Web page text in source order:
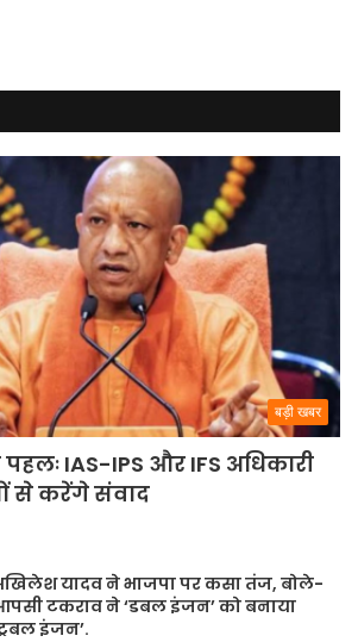
बड़ी खबर
IAS-IPS और IFS अधिकारी
से करेंगे संवाद
यादव ने भाजपा पर कसा तंज, बोले-
टकराव ने ‘डबल इंजन’ को बनाया
इंजन’.